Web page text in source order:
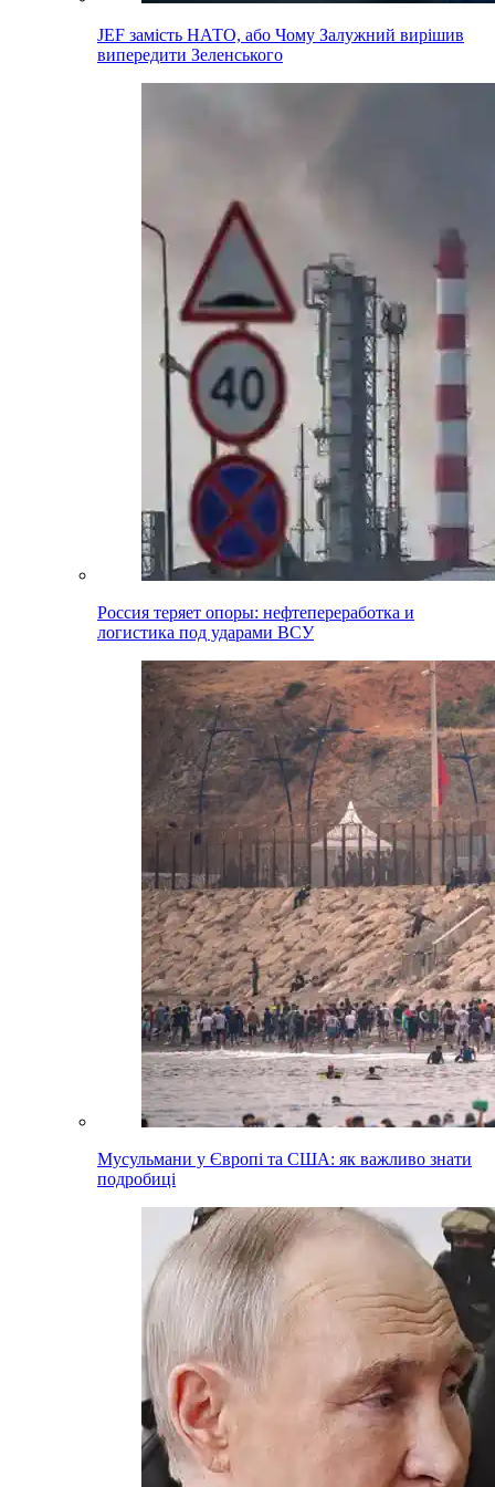
JEF замість НАТО, або Чому Залужний вирішив
випередити Зеленського
Россия теряет опоры: нефтепереработка и
логистика под ударами ВСУ
Мусульмани у Європі та США: як важливо знати
подробиці